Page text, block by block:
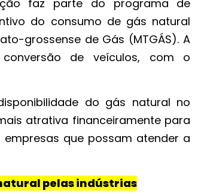
faz parte do programa de
do consumo de gás natural
grossense de Gás (MTGÁS). A
de veículos, com o
do gás natural no
atrativa financeiramente para
que possam atender a
pelas indústrias